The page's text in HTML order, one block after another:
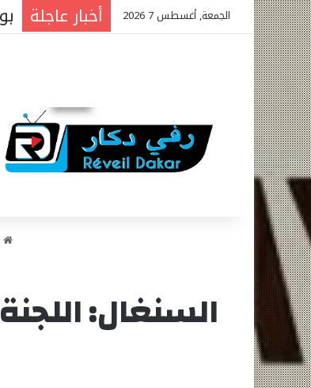
الجمعة, أغسطس 7 2026 أخبار عاجلة
السنغال: